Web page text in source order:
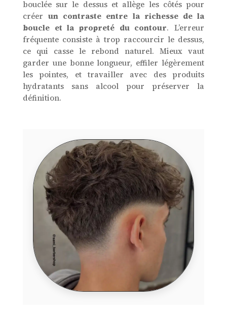
bouclée sur le dessus et allège les côtés pour
créer un contraste entre la richesse de la
boucle et la propreté du contour. L’erreur
fréquente consiste à trop raccourcir le dessus,
ce qui casse le rebond naturel. Mieux vaut
garder une bonne longueur, effiler légèrement
les pointes, et travailler avec des produits
hydratants sans alcool pour préserver la
définition.